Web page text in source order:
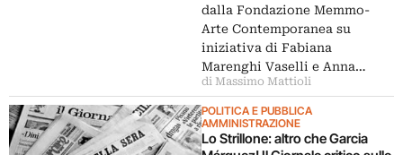
dalla Fondazione Memmo-
Arte Contemporanea su
iniziativa di Fabiana
Marenghi Vaselli e Anna…
di Massimo Mattioli
POLITICA E PUBBLICA
AMMINISTRAZIONE
Lo Strillone: altro che Garcia